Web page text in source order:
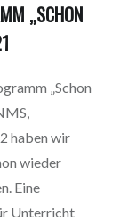
„SCHON
„Schon
haben wir
wieder
Eine
Unterricht